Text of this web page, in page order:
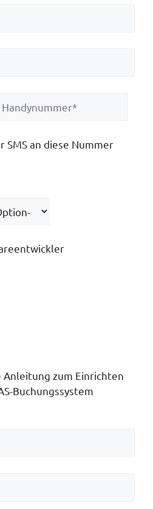
SMS an diese Nummer
zum Einrichten
Buchungssystem